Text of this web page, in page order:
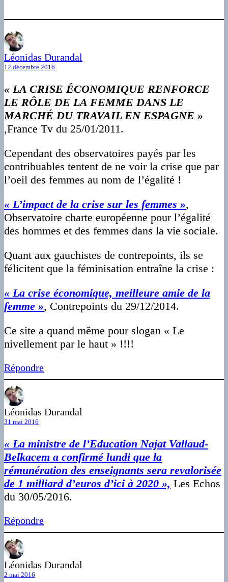
Léonidas Durandal
12 décembre 2016
« LA CRISE ÉCONOMIQUE RENFORCE
LE RÔLE DE LA FEMME DANS LE
MARCHÉ DU TRAVAIL EN ESPAGNE »
,France Tv du 25/01/2011.
Cependant des observatoires payés par les
contribuables tentent de ne voir la crise que par
l’oeil des femmes au nom de l’égalité !
« L’impact de la crise sur les femmes »,
Observatoire charte européenne pour l’égalité
des hommes et des femmes dans la vie sociale.
Quant aux gauchistes de contrepoints, ils se
félicitent que la féminisation entraîne la crise :
« La crise économique, meilleure amie de la
femme », Contrepoints du 29/12/2014.
Ce site a quand même pour slogan « Le
nivellement par le haut » !!!!
Répondre
Léonidas Durandal
31 mai 2016
« La ministre de l’Education Najat Vallaud-
Belkacem a confirmé lundi que la
rémunération des enseignants sera revalorisée
de 1 milliard d’euros d’ici à 2020 », Les Echos
du 30/05/2016.
Répondre
Léonidas Durandal
2 mai 2016